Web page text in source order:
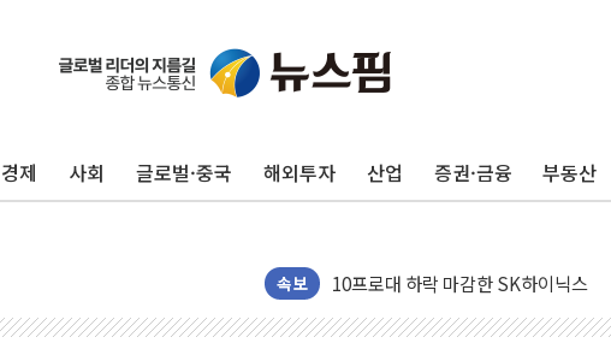
경제 사회 글로벌·중국 해외투자 산업 증권·금융 부동산
속보
개인사업자대출 격차 9180억→3990
지적 장애 여성 강제 추행·스토킹
고객 탓하며 배상 피하던 통신 3사…
파주 쇼핑백 제조 공장서 화재 4개
4%대 하락 마감한 코스피
이성훈 LH 사장 "서울지역본부 청